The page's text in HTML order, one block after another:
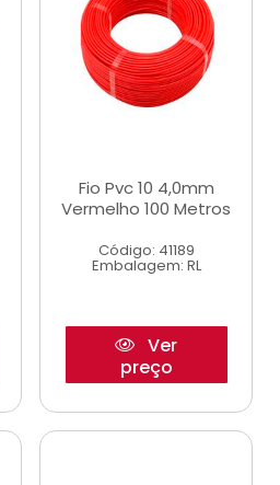
Fio Pvc 10 4,0mm
Vermelho 100 Metros
Código: 41189
Embalagem: RL
Ver
preço